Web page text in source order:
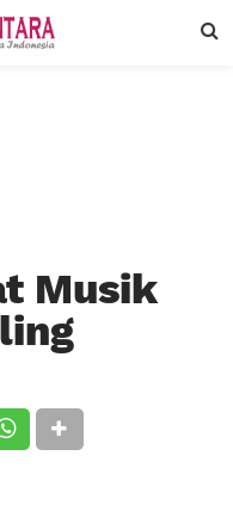
Musik